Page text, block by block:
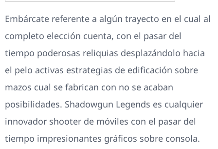
Embárcate referente a algún trayecto en el cual al
completo elección cuenta, con el pasar del
tiempo poderosas reliquias desplazándolo hacia
el pelo activas estrategias de edificación sobre
mazos cual se fabrican con no se acaban
posibilidades. Shadowgun Legends es cualquier
innovador shooter de móviles con el pasar del
tiempo impresionantes gráficos sobre consola.